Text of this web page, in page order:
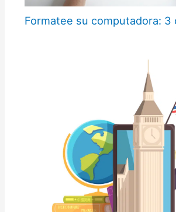
Formatee su computadora: 3